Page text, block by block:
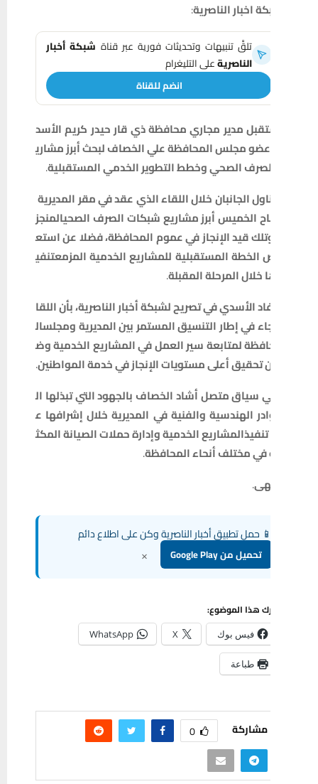
الناصرية:
تلقَّ تنبيهات وتحديثات فورية عبر قناةشبكة أخبار
الناصريةعلى التليغرام
مجاريمحافظةذيقارحيدركريمالأسد
مجلسالمحافظةعليالخصافلبحثأبرزمشاري
الصحيوخططالتطويرالخدميالمستقبلية.
الجانبانخلالاللقاءالذيعقدفيمقرالمديرية
الخميسأبرزمشاريعشبكاتالصرفالصحيالمنجز
الإنجازفيعموم المحافظة، فضلاعناستع
المستقبليةللمشاريع الخدميةالمزمعتنفي
المرحلةالمقبلة.
الأسديفيتصريحلشبكةأخبارالناصرية،بأناللقا
إطارالتنسيقالمستمربينالمديريةومجلسال
لمتابعةسيرالعملفيالمشاريعالخدميةوض
أعلىمستويات الإنجازفي خدمةالمواطنين.
متصلأشادالخصافبالجهودالتيتبذلهاال
الهندسية والفنيةفيالمديريةخلالإشرافهاع
المشاريعالخدميةوإدارةحملاتالصيانةالمكث
مختلفأنحاءالمحافظة
حمل تطبيق أخبار الناصرية وكن على اطلاع دائم
×
هذا الموضوع:
فيس بوك X
WhatsApp
0